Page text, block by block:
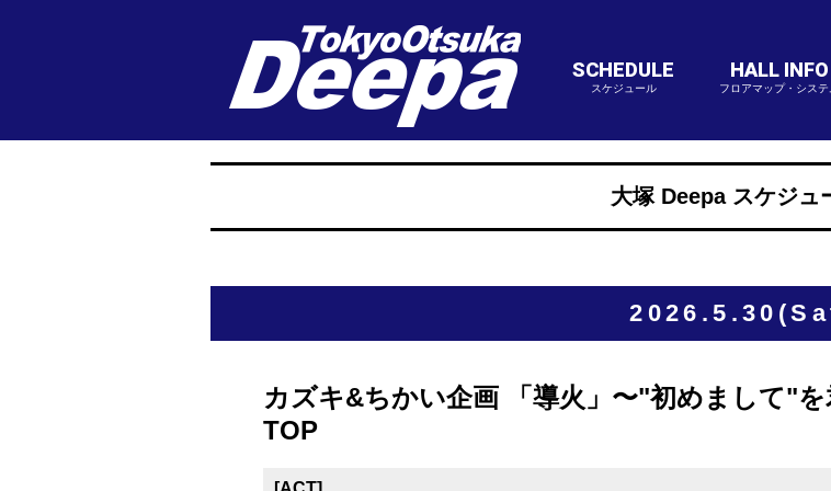
SCHEDULE
スケジュール
HALL INFO
フロアマップ・システ
大塚 Deepa スケジュ
カズキ&ちかい企画 「導火」〜"初めまして"
TOP